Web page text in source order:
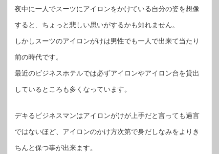
夜中に一人でスーツにアイロンをかけている自分の姿を想像
すると、ちょっと悲しい思いがするかも知れません。
しかしスーツのアイロンがけは男性でも一人で出来て当たり
前の時代です。
最近のビジネスホテルでは必ずアイロンやアイロン台を貸出
しているところも多くなっています。
デキるビジネスマンはアイロンがけが上手だと言っても過言
ではないほど、アイロンのかけ方次第で身だしなみをよりき
ちんと保つ事が出来ます。